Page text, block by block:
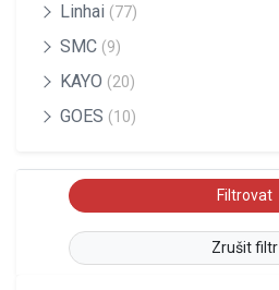
Linhai (77)
SMC (9)
KAYO (20)
GOES (10)
Zrušit filtr